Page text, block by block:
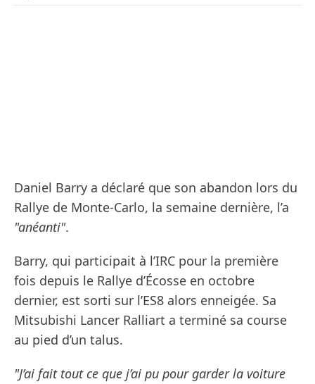
Daniel Barry a déclaré que son abandon lors du
Rallye de Monte-Carlo, la semaine dernière, l’a
"anéanti".
Barry, qui participait à l’IRC pour la première
fois depuis le Rallye d’Écosse en octobre
dernier, est sorti sur l’ES8 alors enneigée. Sa
Mitsubishi Lancer Ralliart a terminé sa course
au pied d’un talus.
"J’ai fait tout ce que j’ai pu pour garder la voiture